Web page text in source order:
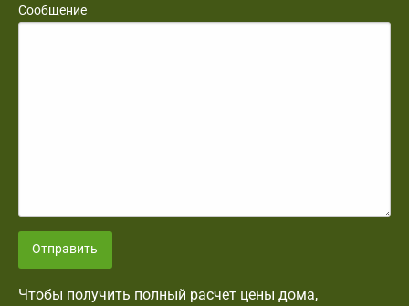
Сообщение
Отправить
Чтобы получить полный расчет цены дома,